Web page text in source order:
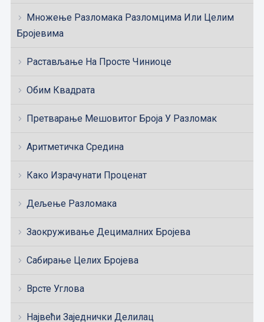
Множење Разломака Разломцима Или Целим
Бројевима
Растављање На Просте Чиниоце
Обим Квадрата
Претварање Мешовитог Броја У Разломак
Аритметичка Средина
Како Израчунати Проценат
Дељење Разломака
Заокруживање Децималних Бројева
Сабирање Целих Бројева
Врсте Углова
Највећи Заједнички Делилац